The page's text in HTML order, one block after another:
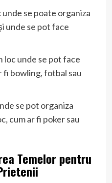
unde se poate organiza
unde se pot face
loc unde se pot face
fi bowling, fotbal sau
se pot organiza
cum ar fi poker sau
Temelor pentru